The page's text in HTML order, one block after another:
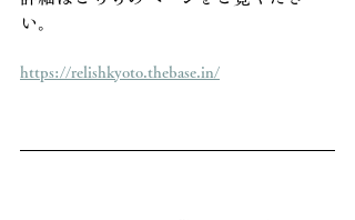
い。
https://relishkyoto.thebase.in/